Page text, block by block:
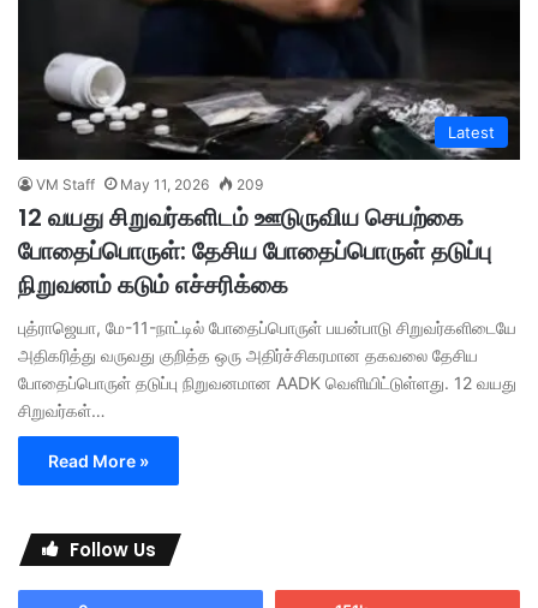
Latest
VM Staff May 11, 2026 209
12 வயது சிறுவர்களிடம் ஊடுருவிய செயற்கை
போதைப்பொருள்: தேசிய போதைப்பொருள் தடுப்பு
நிறுவனம் கடும் எச்சரிக்கை
புத்ராஜெயா, மே-11-நாட்டில் போதைப்பொருள் பயன்பாடு சிறுவர்களிடையே
அதிகரித்து வருவது குறித்த ஒரு அதிர்ச்சிகரமான தகவலை தேசிய
போதைப்பொருள் தடுப்பு நிறுவனமான AADK வெளியிட்டுள்ளது. 12 வயது
சிறுவர்கள்…
Read More »
Follow Us